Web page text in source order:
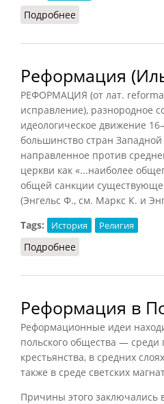
Подробнее
Реформация
РЕФОРМАЦИЯ (от лат.
исправление), разнородное
идеологическое движение
большинство стран
направленное против
церкви как «...наиболее
общей санкции
(Энгельс Ф., см. Маркс К. и
Tags:
История Религия
Подробнее
Реформация в
Реформационные идеи
польского общества — среди
крестьянства, в средних
также в среде светских
Причины этого заключались